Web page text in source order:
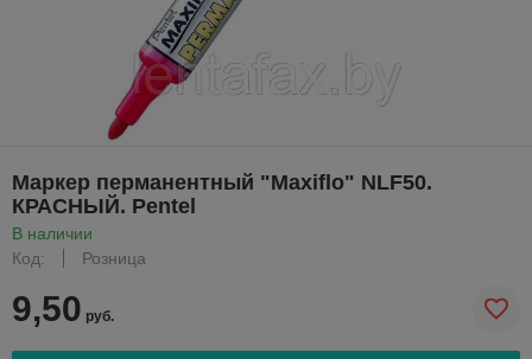
Маркер перманентный "Maxiflo" NLF50.
КРАСНЫЙ. Pentel
В наличии
Код:
Розница
9,50 руб.